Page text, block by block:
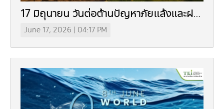
17 มิถุนายน วันต่อต้านปัญหาภัยแล้งและฝน
แล้งของโลก
June 17, 2026 | 04:17 PM